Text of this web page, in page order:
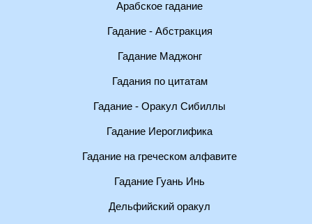
Арабское гадание
Гадание - Абстракция
Гадание Маджонг
Гадания по цитатам
Гадание - Оракул Сибиллы
Гадание Иероглифика
Гадание на греческом алфавите
Гадание Гуань Инь
Дельфийский оракул